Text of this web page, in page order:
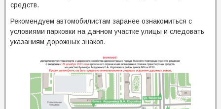
средств.
Рекомендуем автомобилистам заранее ознакомиться с
условиями парковки на данном участке улицы и следовать
указаниям дорожных знаков.